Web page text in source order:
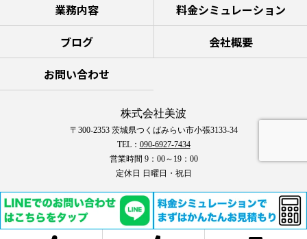
業務内容
料金シミュレーション
ブログ
会社概要
お問い合わせ
株式会社美波
〒300-2353 茨城県つくばみらい市小張3133-34
TEL： 090-6927-7434
営業時間 9：00～19：00
定休日 日曜日・祝日
COPYRIGHT © 株式会社美波 All rights reserved.